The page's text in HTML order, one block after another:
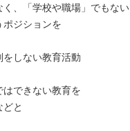
、「学校や職場」でもない
ポジションを
しない教育活動
できない教育を
と